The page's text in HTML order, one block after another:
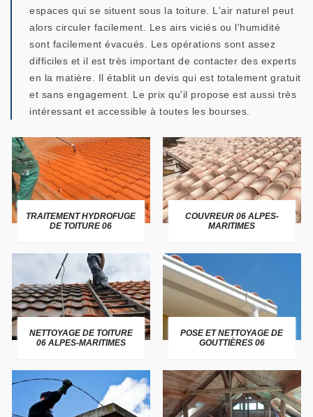
espaces qui se situent sous la toiture. L'air naturel peut
alors circuler facilement. Les airs viciés ou l'humidité
sont facilement évacués. Les opérations sont assez
difficiles et il est très important de contacter des experts
en la matière. Il établit un devis qui est totalement gratuit
et sans engagement. Le prix qu'il propose est aussi très
intéressant et accessible à toutes les bourses.
TRAITEMENT HYDROFUGE
DE TOITURE 06
COUVREUR 06 ALPES-
MARITIMES
NETTOYAGE DE TOITURE
06 ALPES-MARITIMES
POSE ET NETTOYAGE DE
GOUTTIÈRES 06